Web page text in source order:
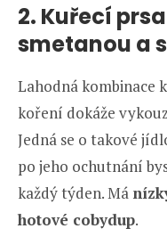
2. Kuřecí
smetanou a
Lahodná kombinace
koření dokáže
Jedná se o takové
po jeho ochutnání
každý týden. Má
hotové cobydup.